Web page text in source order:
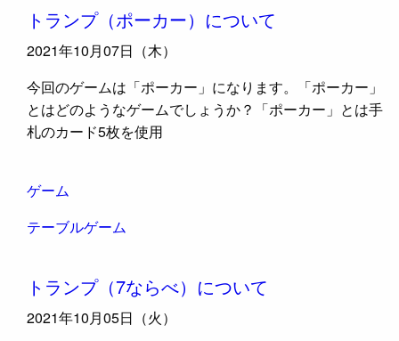
トランプ（ポーカー）について
2021年10月07日（木）
今回のゲームは「ポーカー」になります。「ポーカー」
とはどのようなゲームでしょうか？「ポーカー」とは手
札のカード5枚を使用
ゲーム
テーブルゲーム
トランプ（7ならべ）について
2021年10月05日（火）